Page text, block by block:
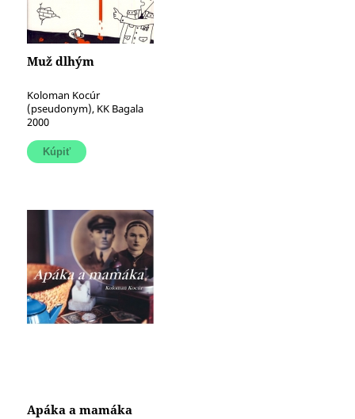
Muž dlhým
Koloman Kocúr
(pseudonym), KK Bagala
2000
Apáka a mamáka